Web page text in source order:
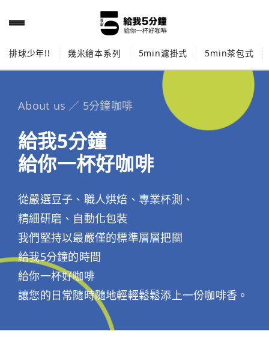
排球少年!! 幾米繪本系列 5min濾掛式 5min茶包式
About us ／ 5分鐘咖啡
給我5分鐘
給你一杯好咖啡
從嚴選豆子、職人烘焙、專業杯測、
精細研磨、自動化包裝
我們堅持以最嚴僅的標準層層把關
給我5分鐘的時間
給你一杯好咖啡
讓您的日常隨時隨地輕輕鬆鬆添上一份咖啡香。